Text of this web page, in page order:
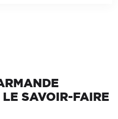
SAVOIR-FAIRE